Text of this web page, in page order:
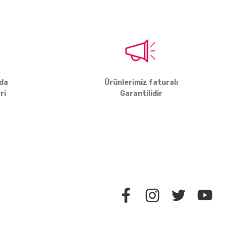
Ürünlerimiz faturalı
Garantilidir